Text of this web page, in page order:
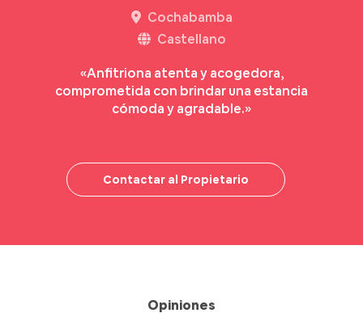
Cochabamba
Castellano
«Anfitriona atenta y acogedora,
comprometida con brindar una estancia
cómoda y agradable.»
Contactar al Propietario
Opiniones